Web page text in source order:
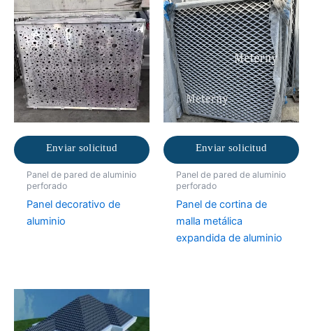
Enviar solicitud
Panel de pared de aluminio
perforado
Panel decorativo de
aluminio
Enviar solicitud
Panel de pared de aluminio
perforado
Panel de cortina de
malla metálica
expandida de aluminio